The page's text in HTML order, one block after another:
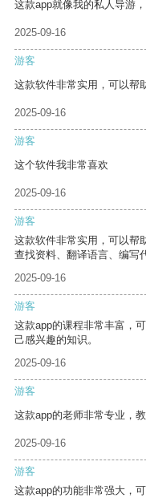
这款app就像我的私人导游
2025-09-16
游客
这款软件非常实用，可以帮
2025-09-16
游客
这个软件我非常喜欢
2025-09-16
游客
这款软件非常实用，可以帮
查找资料、翻译语言、编写
2025-09-16
游客
这款app的课程非常丰富，
己感兴趣的知识。
2025-09-16
游客
这款app的老师非常专业，
2025-09-16
游客
这款app的功能非常强大，